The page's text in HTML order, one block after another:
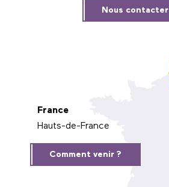
Nous contacter
France
Hauts-de-France
Comment venir ?